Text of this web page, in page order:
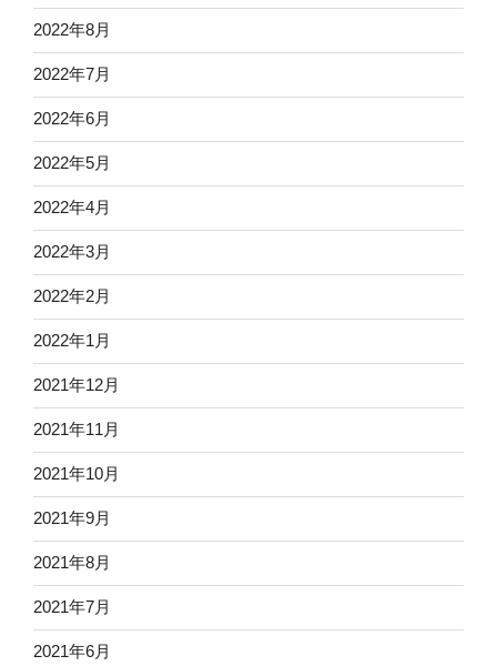
2022年8月
2022年7月
2022年6月
2022年5月
2022年4月
2022年3月
2022年2月
2022年1月
2021年12月
2021年11月
2021年10月
2021年9月
2021年8月
2021年7月
2021年6月